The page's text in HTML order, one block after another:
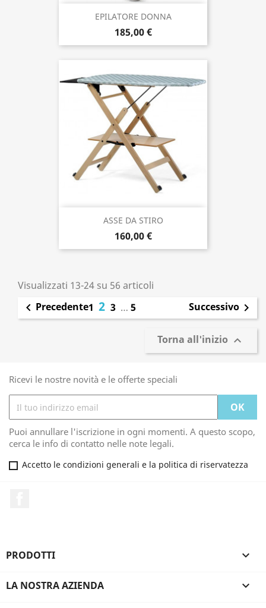
EPILATORE DONNA
185,00 €
ASSE DA STIRO
160,00 €
Visualizzati 13-24 su 56 articoli
 Precedente1 2 3 … 5 Successivo 
Torna all'inizio 
Ricevi le nostre novità e le offerte speciali
Puoi annullare l'iscrizione in ogni momenti. A questo scopo,
cerca le info di contatto nelle note legali.
Accetto le condizioni generali e la politica di riservatezza
PRODOTTI 
LA NOSTRA AZIENDA 